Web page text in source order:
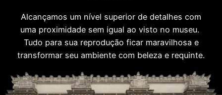
Alcançamos um nível superior de detalhes com
uma proximidade sem igual ao visto no museu.
Tudo para sua reprodução ficar maravilhosa e
transformar seu ambiente com beleza e requinte.